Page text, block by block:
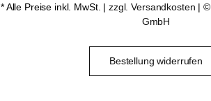
* Alle Preise inkl. MwSt. |zzgl. Versandkosten | ©
GmbH
Bestellung widerrufen